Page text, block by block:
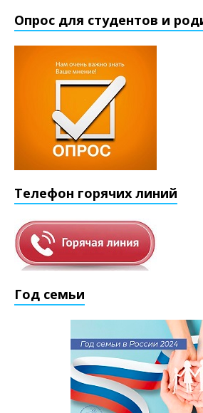
Опрос для студентов и
Телефон горячих линий
Год семьи